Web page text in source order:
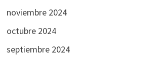
noviembre 2024
octubre 2024
septiembre 2024